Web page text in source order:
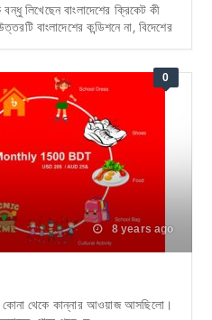
লিখেছেন বাংলাদেশের ক্রিকেট কী
বাংলাদেশের কন্ডিশনে না, বিদেশের
0
8 years ago
থেকে কান্নার আওয়াজ আসছিলো।